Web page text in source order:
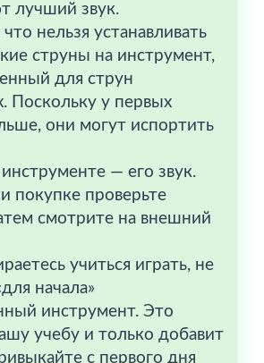
лучший звук.
нельзя устанавливать
струны на инструмент,
для струн
Поскольку у первых
они могут испортить
инструменте — его звук.
покупке проверьте
смотрите на внешний
учиться играть, не
начала»
инструмент. Это
учебу и только добавит
с первого дня